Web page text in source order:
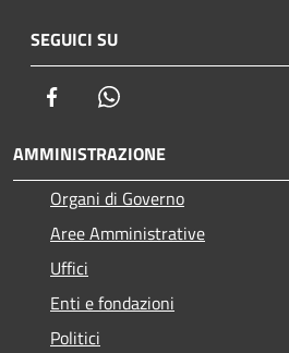
SEGUICI SU
Facebook
AMMINISTRAZIONE
Organi di Governo
Aree Amministrative
Uffici
Enti e fondazioni
Politici